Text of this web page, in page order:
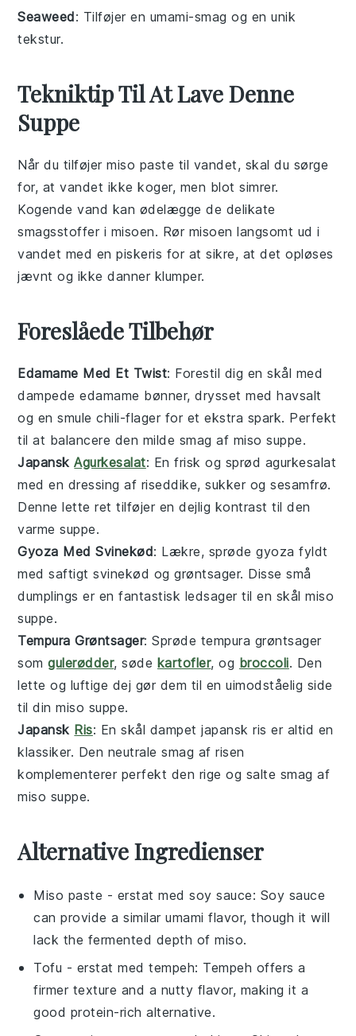
Seaweed: Tilføjer en umami-smag og en unik
tekstur.
Tekniktip Til At Lave Denne
Suppe
Når du tilføjermiso paste til vandet, skal du sørge
for, at vandet ikke koger, men blot simrer.
Kogende vand kan ødelægge de delikate
smagsstoffer i misoen. Rør misoen langsomt ud i
vandet med enpiskeris for at sikre, at det opløses
jævnt og ikke danner klumper.
Foreslåede Tilbehør
Edamame Med Et Twist: Forestil dig en skål med
dampedeedamame bønner, drysset med havsalt
og en smule chili-flager for et ekstra spark. Perfekt
til at balancere den milde smag af miso suppe.
JapanskAgurkesalat: En frisk og sprød agurkesalat
med en dressing af riseddike, sukker og sesamfrø.
Denne lette ret tilføjer en dejlig kontrast til den
varmesuppe.
Gyoza Med Svinekød: Lækre, sprødegyoza fyldt
med saftigtsvinekød og grøntsager. Disse små
dumplings er en fantastisk ledsager til en skålmiso
suppe.
Tempura Grøntsager: Sprøde tempura grøntsager
somgulerødder,søde kartofler, og broccoli. Den
lette og luftige dej gør dem til en uimodståelig side
til dinmiso suppe.
Japansk Ris: En skål dampetjapansk ris er altid en
klassiker. Den neutrale smag af risen
komplementerer perfekt den rige og salte smag af
miso suppe.
Alternative Ingredienser
Miso paste - erstat medsoy sauce: Soy sauce
can provide a similar umami flavor, though it will
lack the fermented depth of miso.
Tofu - erstat medtempeh: Tempeh offers a
firmer texture and a nutty flavor, making it a
good protein-rich alternative.